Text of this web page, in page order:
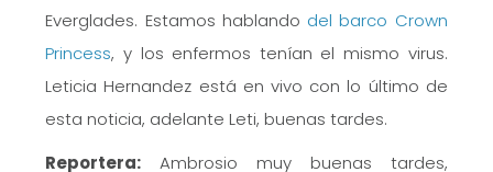
Everglades. Estamos hablando del barco Crown
Princess, y los enfermos tenían el mismo virus.
Leticia Hernandez está en vivo con lo último de
esta noticia, adelante Leti, buenas tardes.
Reportera: Ambrosio muy buenas tardes,